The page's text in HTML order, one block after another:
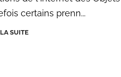
certains prenn...
SUITE